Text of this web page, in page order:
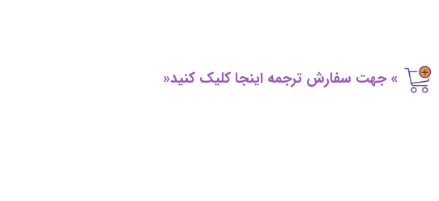
»جهت سفارش ترجمه اینجا کلیک کنید«